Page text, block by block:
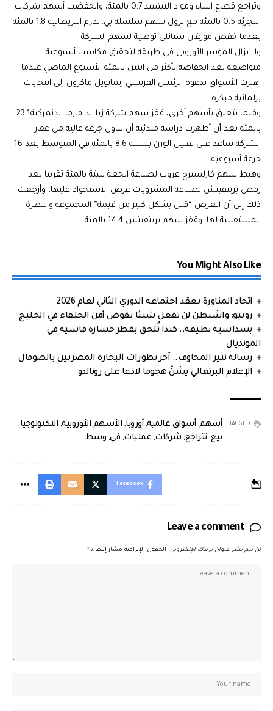
وتراجع قطاع البناء ومواد التشييد 0.7 بالمئة، وانخفضت أسهم شركات
التجزئة 0.5 بالمئة مع نزول سهم سلسلة بي.اند.إم البريطانية 1.8 بالمئة
بعدما خفض مورغان ستانلي توصية لسهم الشركة.
ولا يزال المؤشر الأوروبي في طريقه لتحقيق مكاسب أسبوعية
متواضعة بعد انخفاضه بأكثر من اثنين بالمئة الأسبوع الماضي عندما
اهتزت الأسواق بدعوة الرئيس الفرنسي إيمانويل ماكرون إلى انتخابات
برلمانية مبكرة.
وفيما يتعلق بأسهم أخرى، قفز سهم شركة زيلاند فارما الدنمركية23.1
بالمئة بعد أن أظهرت دراسة مبدئية أن تناول جرعة عالية من عقار
الشركة ساعد على تقليل الوزن بنسبة 8.6 بالمئة في المتوسط بعد 16
جرعة أسبوعية.
وهبط سهم كارلسبرج غروب لصناعة الجعة ستة بالمئة تقريبا بعد
رفض بريتفيتش لصناعة المشروبات عرض الاستحواذ عليها، وأرجعت
ذلك إلى أن العرض “قلل بشكل كبير من قيمة” المجموعة والنظرة
المستقبلية لها. وقفز سهم بريتفيتش 14.4 بالمئة.
You Might Also Like
اتحاد المناورة يعقد اجتماعه الدوري الثاني لعام 2026
روبيو: واشنطن لن تفعل شيئا يقوض أمن الحلفاء في الخليج
بسداسية نظيفة.. كندا تُلحق بقطر خسارة قاسية في
المونديال
رسالة تثير المخاوف.. آخر تطورات البحارة المصريين بالصومال
الإعلام البرتغالي يشنّ هجوما لاذعا على رونالدو
TAGGED: أسهم, أسواق عالمية, أوروبا, الأسهم الأوروبية, التكنولوجيا,
بيع, تتراجع, شركات, عمليات, في, وسط
Facebook
Leave a comment
لن يتم نشر عنوان بريدك الإلكتروني. الحقول الإلزامية مشار إليها بـ *